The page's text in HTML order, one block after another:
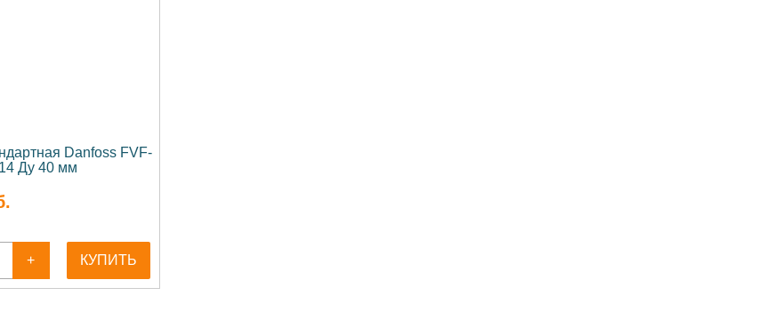
Danfoss FVF-
Ду 40 мм
+ КУПИТЬ